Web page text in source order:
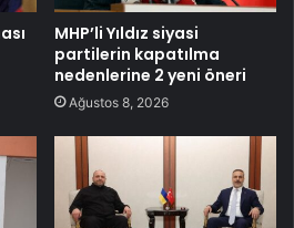
MHP’li Yıldız siyasi
partilerin kapatılma
nedenlerine 2 yeni öneri
Ağustos 8, 2026